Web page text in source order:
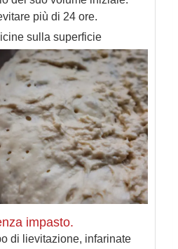
più di 24 ore.
sulla superficie
impasto.
di lievitazione, infarinate